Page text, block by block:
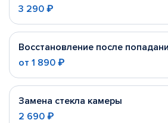
3 290 ₽
Восстановление после
от 1 890 ₽
Замена стекла камеры
2 690 ₽